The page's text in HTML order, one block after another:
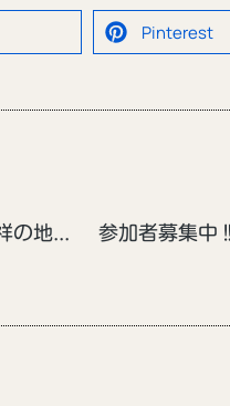
Pinterest